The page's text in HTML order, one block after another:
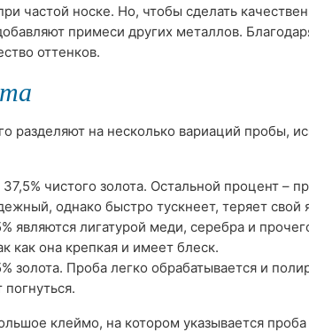
частой носке. Но, чтобы сделать
примеси других металлов.
оттенков.
разделяют на несколько вариаций пробы,
чистого золота. Остальной процент –
однако быстро тускнеет, теряет свой
являются лигатурой меди, серебра и
как она крепкая и имеет блеск.
золота. Проба легко обрабатывается и
клеймо, на котором указывается